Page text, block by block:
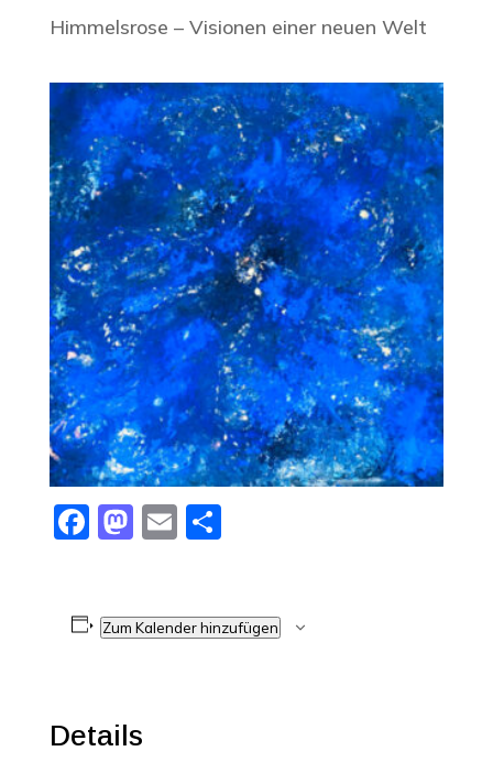
Himmelsrose – Visionen einer neuen Welt
Facebook
Mastodon
EmailTeilen
Zum Kalender hinzufügen
Details